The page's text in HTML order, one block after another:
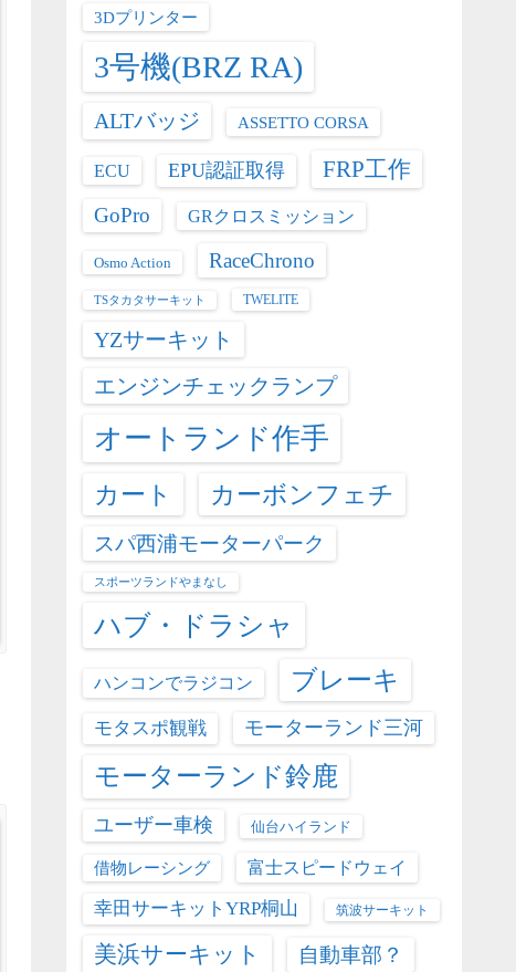
3Dプリンター
3号機(BRZ RA)
ALTバッジ ASSETTO CORSA
ECU EPU認証取得 FRP工作
GoPro GRクロスミッション
Osmo Action RaceChrono
TSタカタサーキット TWELITE
YZサーキット
エンジンチェックランプ
オートランド作手
カート カーボンフェチ
スパ西浦モーターパーク
スポーツランドやまなし
ハブ・ドラシャ
ハンコンでラジコン ブレーキ
モタスポ観戦 モーターランド三河
モーターランド鈴鹿
ユーザー車検 仙台ハイランド
借物レーシング
富士スピードウェイ
幸田サーキットYRP桐山
筑波サーキット
美浜サーキット 自動車部？